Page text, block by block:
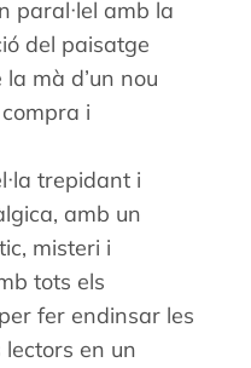
paral·lel amb la
del paisatge
mà d’un nou
i
trepidant i
amb un
misteri i
tots els
fer endinsar les
lectors en un